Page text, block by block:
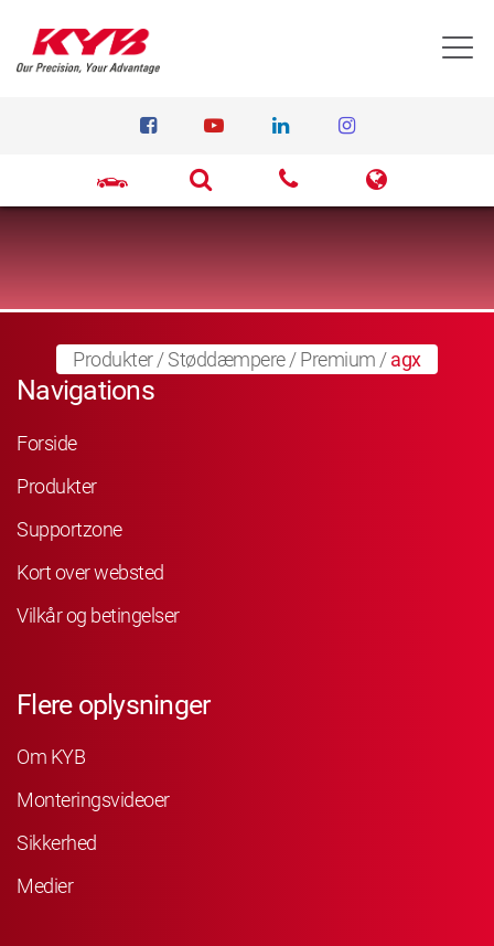
Produkter/Støddæmpere/Premium /agx
Navigations
Forside
Produkter
Supportzone
Kort over websted
Vilkår og betingelser
Flere oplysninger
Om KYB
Monteringsvideoer
Sikkerhed
Medier